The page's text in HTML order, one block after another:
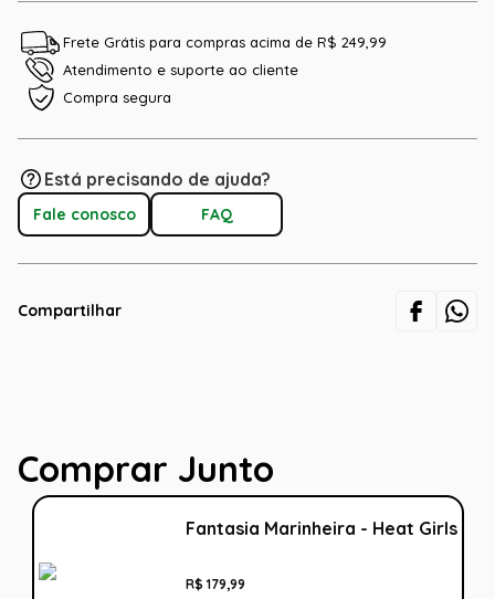
Frete Grátis para compras acima de R$ 249,99
Atendimento e suporte ao cliente
Compra segura
Está precisando de ajuda?
Fale conosco FAQ
Compartilhar
Comprar Junto
Fantasia Marinheira - Heat Girls
R$ 179,99